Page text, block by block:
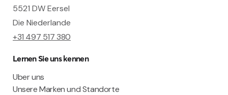
5521 DW Eersel
Die Niederlande
+31 497 517 380
Lernen Sie uns kennen
Uber uns
Unsere Marken und Standorte